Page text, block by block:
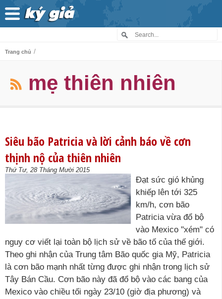
Trang chủ /
mẹ thiên nhiên
Siêu bão Patricia và lời cảnh báo về cơn
thịnh nộ của thiên nhiên
Thứ Tư, 28 Tháng Mười 2015
Đạt sức gió khủng
khiếp lên tới 325
km/h, cơn bão
Patricia vừa đổ bộ
vào Mexico "xém" có
nguy cơ viết lại toàn bộ lịch sử về bão tố của thế giới.
Theo ghi nhận của Trung tâm Bão quốc gia Mỹ, Patricia
là cơn bão mạnh nhất từng được ghi nhận trong lịch sử
Tây Bán Cầu. Cơn bão này đã đổ bộ vào các bang của
Mexico vào chiều tối ngày 23/10 (giờ địa phương) và